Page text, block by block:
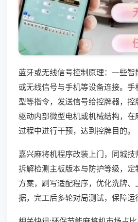
蓝牙或无线信号控制原理：一些智
或无线信号与手机等设备连接。
型等指令，发送信号给控牌器，
驱动内部微型电机或机械结构，
过程中进行干预，达到控牌目的。
嘉兴麻将机程序改装上门，同城技
拆解检测主板版本与防护等级，
方案，刷写适配程序，优化洗牌
据，完工后多轮对局测试，保障运